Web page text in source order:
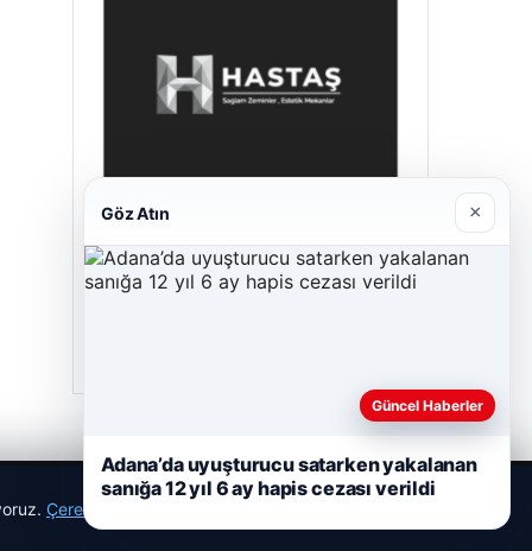
Prenses Night Club
Çerez Politikamız
Göz Atın ×
Güncel Haberler
Adana’da uyuşturucu satarken yakalanan
sanığa 12 yıl 6 ay hapis cezası verildi